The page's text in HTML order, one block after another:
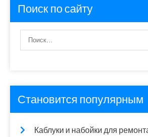
Поиск по сайту
Становится популярным
Каблуки и набойки для